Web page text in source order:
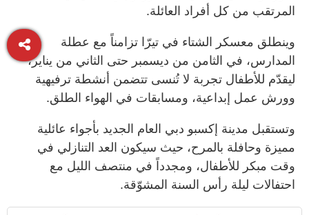
المرتقب من كل أفراد العائلة.
وينطلق معسكر الشتاء في تيرّا تزامناً مع عطلة
المدارس، في الثامن من ديسمبر حتى الثاني من يناير،
ليقدّم للأطفال تجربة لا تُنسى تتضمن أنشطة ترفيهية
وورش عمل إبداعية، ومسابقات في الهواء الطلق.
وتستقبل مدينة إكسبو دبي العام الجديد بأجواء عائلية
مميزة وحافلة بالمرح، حيث سيكون العد التنازلي في
وقت مبكر للأطفال، ومجدداً في منتصف الليل مع
احتفالات ليلة رأس السنة المشوّقة.